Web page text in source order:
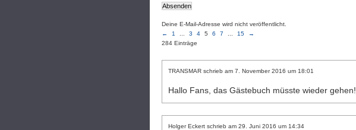
Deine E-Mail-Adresse wird nicht veröffentlicht.
←
1 3 4 5 6 7 15
→
284 Einträge
TRANSMAR schrieb am 7. November 2016 um 18:01
Hallo Fans, das Gästebuch müsste wieder gehen!
Holger Eckert schrieb am 29. Juni 2016 um 14:34